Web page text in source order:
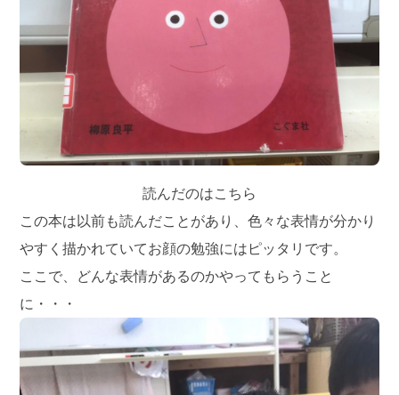
読んだのはこちら
この本は以前も読んだことがあり、色々な表情が分かり
やすく描かれていてお顔の勉強にはピッタリです。
ここで、どんな表情があるのかやってもらうこと
に・・・